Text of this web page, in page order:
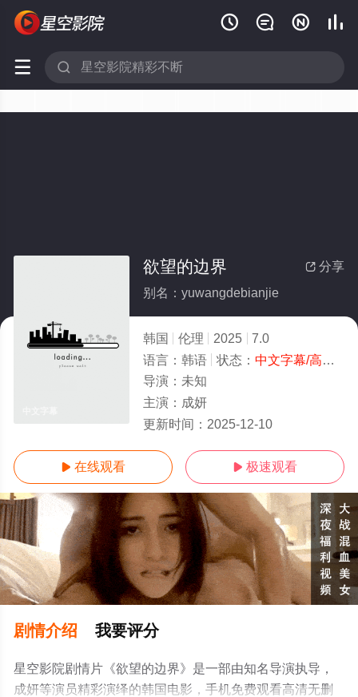
   
 
 分享
欲望的边界
别名：yuwangdebianjie
韩国 伦理 2025
7.0
语言： 韩语 状态： 中文字幕/高清
导演： 未知
主演： 成妍
更新时间： 2025-12-10
 在线观看  极速观看
剧情介绍 我要评分
星空影院剧情片《欲望的边界》是一部由知名导演执导，
成妍等演员精彩演绎的韩国电影，手机免费观看高清无删